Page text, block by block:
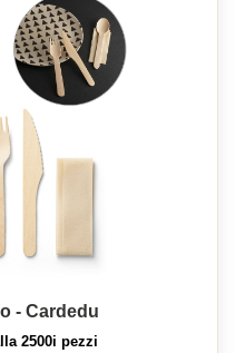
- Cardedu
2500i pezzi